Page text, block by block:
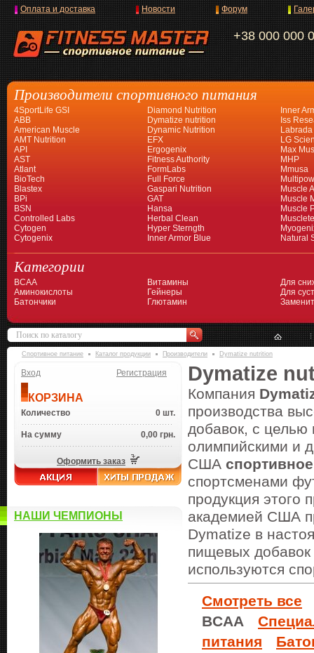
+38 000 000
Оплата и доставка Новости Форум
Производители спортивного питания
4SportLife GSI
ABB
American Muscle
AMT Nutrition
API
AST
Atlant
BioTech
Blastex
BPi
BSN
Controlled Labs
Cytogen
Cytogenix
Diamond Nutrition
Dymatize nutrition
Dynamic Nutrition
EFX
Ergogenix
Fitness Authority
FormLabs
Full Force
Gaspari Nutrition
GAT
Hansa
Herbal Clean
Hyper Sterngth
Inner Armor Blue
Inner
Iss
Labrada
LG
Max
MHP
Mmusa
Muscle
Muscle
Muscle
Natural
Категории
BCAA
Аминокислоты
Батончики
Витамины
Гейнеры
Глютамин
Для
Для
Спортивное питание Каталог продукции Производители Dymatize nutrition
Вход Регистрация
КОРЗИНА
Количество 0 шт.
На сумму 0,00 грн.
Оформить заказ
НАШИ ЧЕМПИОНЫ
Dymatize
Компания
производства
добавок, с целью
олимпийскими и
США
спортсменами
продукция этого
академией США
Dymatize в
пищевых добавок
используются
Смотреть все
BCAA
питания